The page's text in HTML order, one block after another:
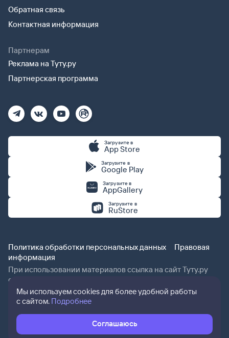
Обратная связь
Контактная информация
Партнерам
Реклама на Туту.ру
Партнерская программа
Загрузите в
App Store
Загрузите в
Google Play
Загрузите в
AppGallery
Загрузите в
RuStore
Политика обработки персональных данных
Правовая
информация
При использовании материалов ссылка на сайт Туту.ру
обязательна.
Мы используем cookies для более удобной работы
с сайтом. Подробнее
Соглашаюсь